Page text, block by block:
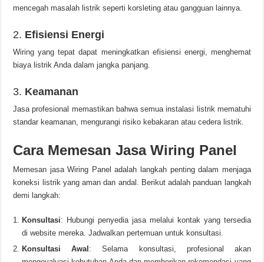
mencegah masalah listrik seperti korsleting atau gangguan lainnya.
2. Efisiensi Energi
Wiring yang tepat dapat meningkatkan efisiensi energi, menghemat
biaya listrik Anda dalam jangka panjang.
3. Keamanan
Jasa profesional memastikan bahwa semua instalasi listrik mematuhi
standar keamanan, mengurangi risiko kebakaran atau cedera listrik.
Cara Memesan Jasa Wiring Panel
Memesan jasa Wiring Panel adalah langkah penting dalam menjaga
koneksi listrik yang aman dan andal. Berikut adalah panduan langkah
demi langkah:
Konsultasi: Hubungi penyedia jasa melalui kontak yang tersedia
di website mereka. Jadwalkan pertemuan untuk konsultasi.
Konsultasi Awal : Selama konsultasi, profesional akan